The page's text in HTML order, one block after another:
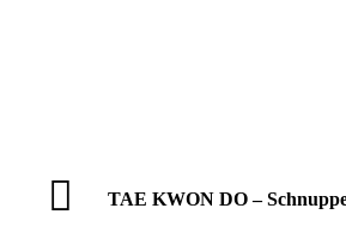
TAE KWON DO –